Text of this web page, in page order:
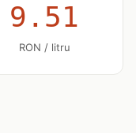
9.51
RON / litru